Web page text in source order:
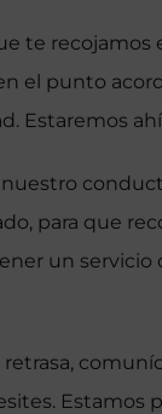
te
el punto
Estaremos
para que
un
retrasa,
Estamos